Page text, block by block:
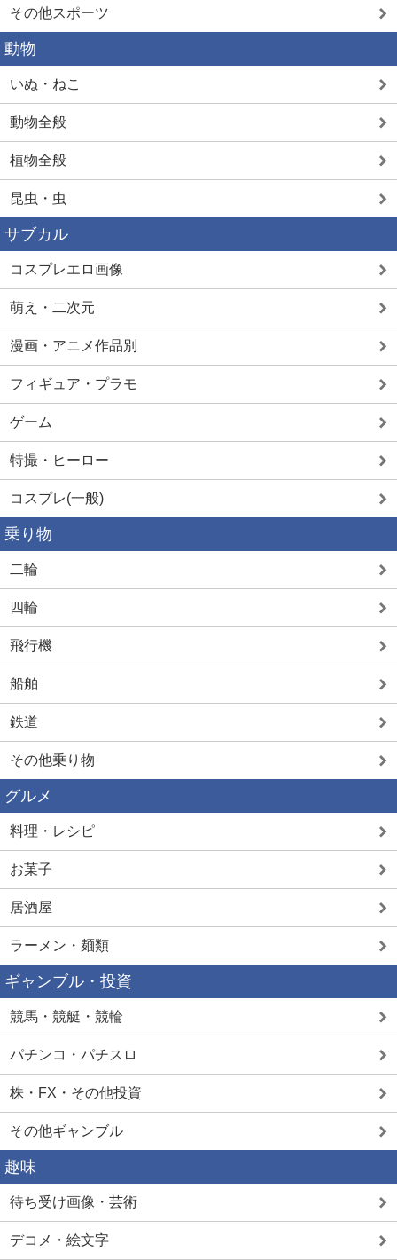
その他スポーツ
動物
いぬ・ねこ
動物全般
植物全般
昆虫・虫
サブカル
コスプレエロ画像
萌え・二次元
漫画・アニメ作品別
フィギュア・プラモ
ゲーム
特撮・ヒーロー
コスプレ(一般)
乗り物
二輪
四輪
飛行機
船舶
鉄道
その他乗り物
グルメ
料理・レシピ
お菓子
居酒屋
ラーメン・麺類
ギャンブル・投資
競馬・競艇・競輪
パチンコ・パチスロ
株・FX・その他投資
その他ギャンブル
趣味
待ち受け画像・芸術
デコメ・絵文字